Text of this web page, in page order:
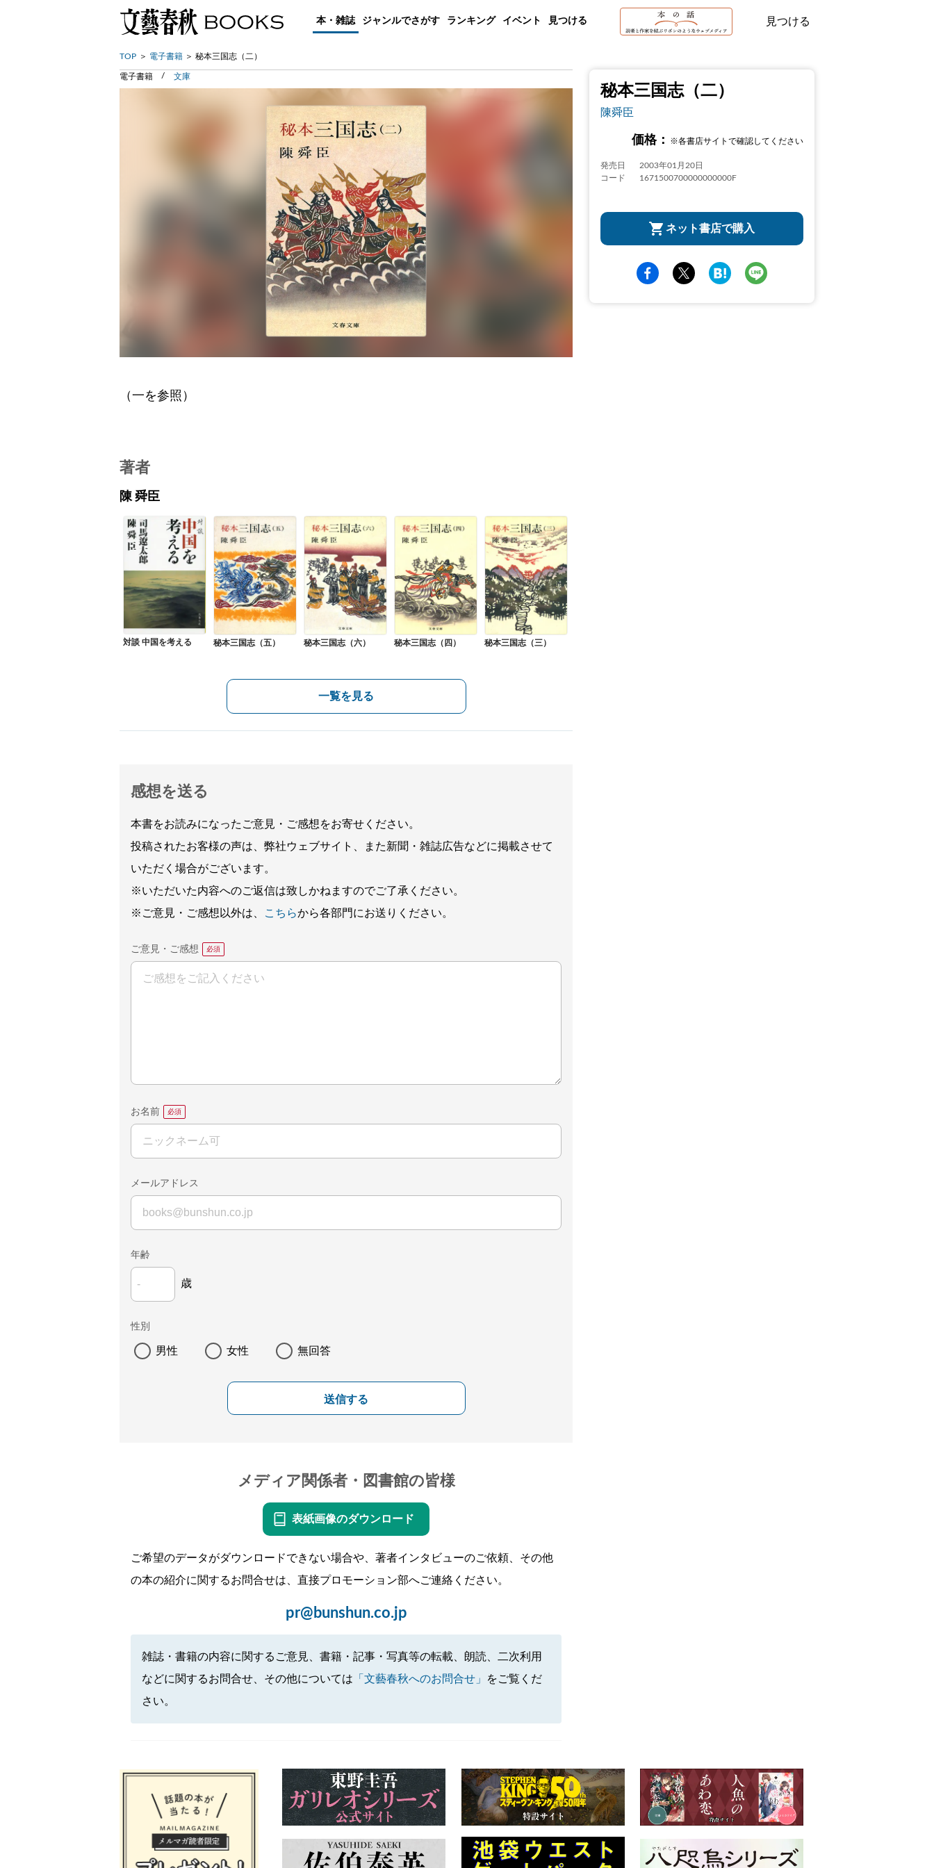
本・雑誌 ジャンルでさがす ランキング イベント 見つける 見つける
TOP 電子書籍 秘本三国志（二）
秘本三国志（二）
陳舜臣
価格： ※各書店サイトで確認してください
発売日
2003年01月20日
コード
1671500700000000000F
ネット書店で購入
電子書籍 文庫
（一を参照）
著者
陳 舜臣
対談 中国を考える 秘本三国志（五） 秘本三国志（六） 秘本三国志（四） 秘本三国志（三）
一覧を見る
感想を送る
本書をお読みになったご意見・ご感想をお寄せください。
投稿されたお客様の声は、弊社ウェブサイト、また新聞・雑誌広告などに掲載させて
いただく場合がございます。
※いただいた内容へのご返信は致しかねますのでご了承ください。
※ご意見・ご感想以外は、
こちらから各部門にお送りください。
ご意見・ご感想
お名前
メールアドレス
年齢
歳
性別
男性 女性 無回答
送信する
メディア関係者・図書館の皆様
表紙画像のダウンロード
ご希望のデータがダウンロードできない場合や、著者インタビューのご依頼、その他
の本の紹介に関するお問合せは、直接プロモーション部へご連絡ください。
pr@bunshun.co.jp
雑誌・書籍の内容に関するご意見、書籍・記事・写真等の転載、朗読、二次利用
などに関するお問合せ、その他については 「文藝春秋へのお問合せ」
をご覧くだ
さい。